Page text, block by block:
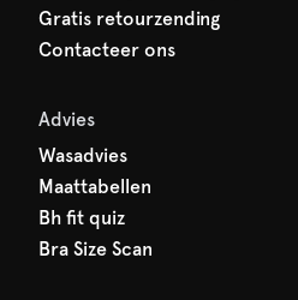
Gratis retourzending
Contacteer ons
Advies
Wasadvies
Maattabellen
Bh fit quiz
Bra Size Scan